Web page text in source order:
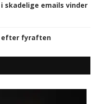
skadelige emails vinder
efter fyraften